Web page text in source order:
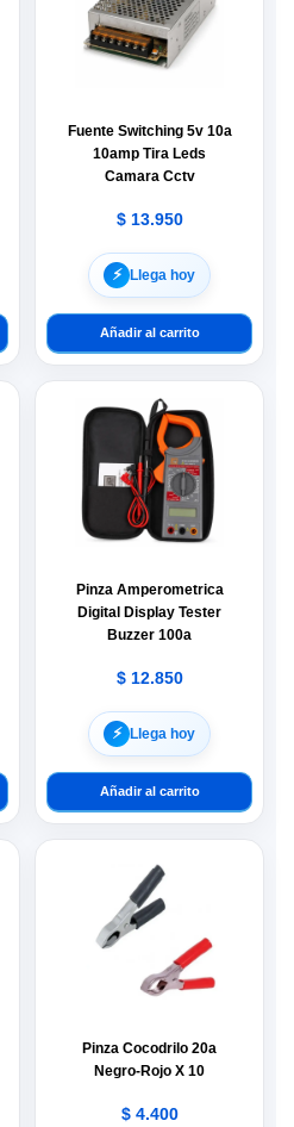
Fuente Switching 5v 10a
10amp Tira Leds
Camara Cctv
$13.950
⚡︎ Llega hoy
Añadir al carrito
Pinza Amperometrica
Digital Display Tester
Buzzer 100a
$12.850
⚡︎ Llega hoy
Añadir al carrito
Pinza Cocodrilo 20a
Negro-Rojo X 10
$4.400